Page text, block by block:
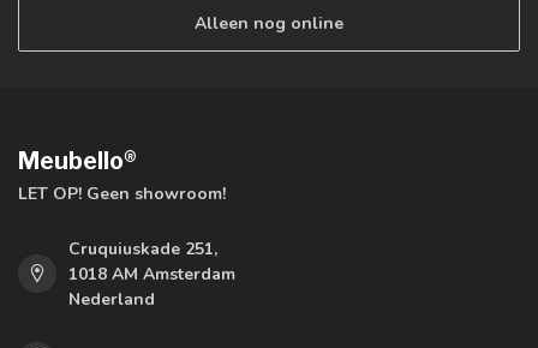
Alleen nog online
Meubello®
LET OP! Geen showroom!
Cruquiuskade 251,
1018 AM Amsterdam
Nederland